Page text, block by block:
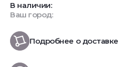
В наличии:
Ваш город:
Подробнее о доставке